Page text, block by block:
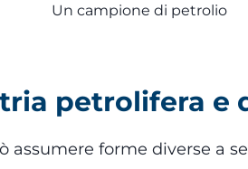
Un campione di petrolio
petrolifera e
assumere forme diverse a